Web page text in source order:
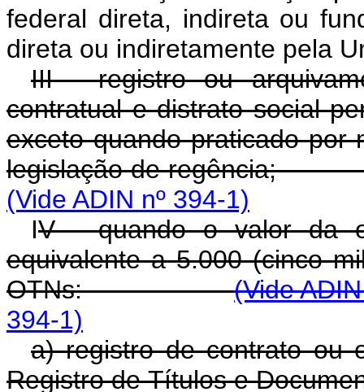
federal direta, indireta ou
direta ou indiretamente pela
III - registro ou
contratual e distrato social
exceto quando praticado por
legislação de
(Vide ADIN nº 394-1)
IV - quando o valor da
equivalente a 5.000 (cinco
OTNs:(Vide
394-1)
a) registro de contrato ou
Registro de Títulos e